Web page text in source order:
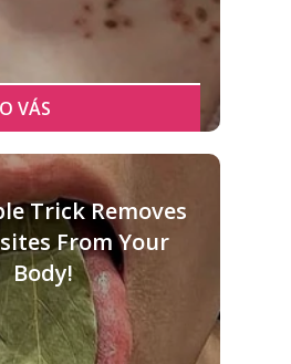
Trick Removes
From Your
Body!